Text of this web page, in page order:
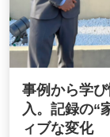
事例から学
入。記録の“
ィブな変化